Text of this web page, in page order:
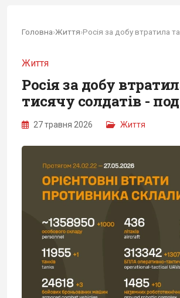
Головна›Життя›
Життя
Росія за добу
тисячу солдатів -
27 травня 2026 Життя